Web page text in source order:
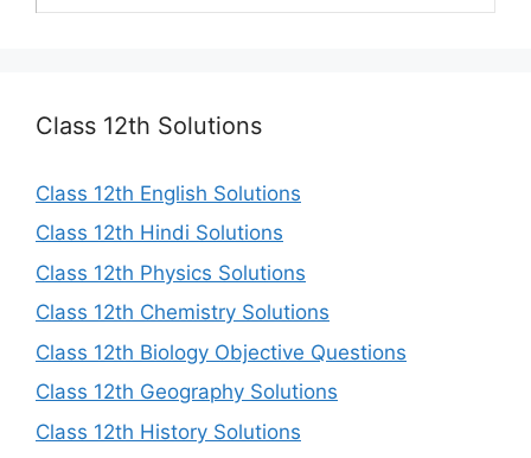
Class 12th Solutions
Class 12th English Solutions
Class 12th Hindi Solutions
Class 12th Physics Solutions
Class 12th Chemistry Solutions
Class 12th Biology Objective Questions
Class 12th Geography Solutions
Class 12th History Solutions